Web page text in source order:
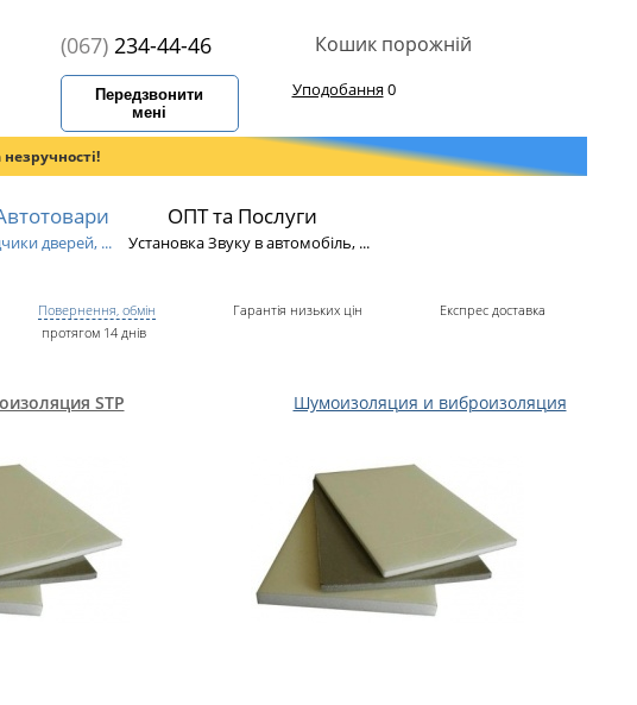
(067)234-44-46
Передзвонити
мені
Кошик порожній
Уподобання0
дверей, ...
ОПТ та Послуги
Установка Звуку в автомобіль, ...
Повернення, обмін
протягом 14 днів
Гарантія низьких цін Експрес доставка
STP Шумоизоляция и виброизоляция